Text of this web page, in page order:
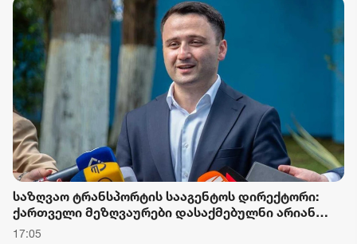
საზღვაო ტრანსპორტის სააგენტოს დირექტორი:
ქართველი მეზღვაურები დასაქმებულნი არიან
მსოფლიო სავაჭრო ფლოტის დაახლოებით 80%-ში
17:05